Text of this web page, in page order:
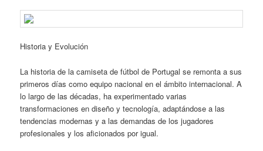
Historia y Evolución
La historia de la camiseta de fútbol de Portugal se remonta a sus
primeros días como equipo nacional en el ámbito internacional. A
lo largo de las décadas, ha experimentado varias
transformaciones en diseño y tecnología, adaptándose a las
tendencias modernas y a las demandas de los jugadores
profesionales y los aficionados por igual.